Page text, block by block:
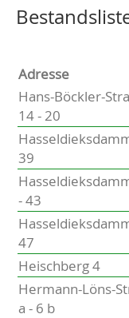
Heikendorf
Kronshagen
Preetz
Heide
Bordesholm
Elmshorn
Wählen Sie
Adresse
Hans-Böckler-
14 - 20
39
- 43
47
Heischberg 4
Hermann-Löns-
a - 6 b